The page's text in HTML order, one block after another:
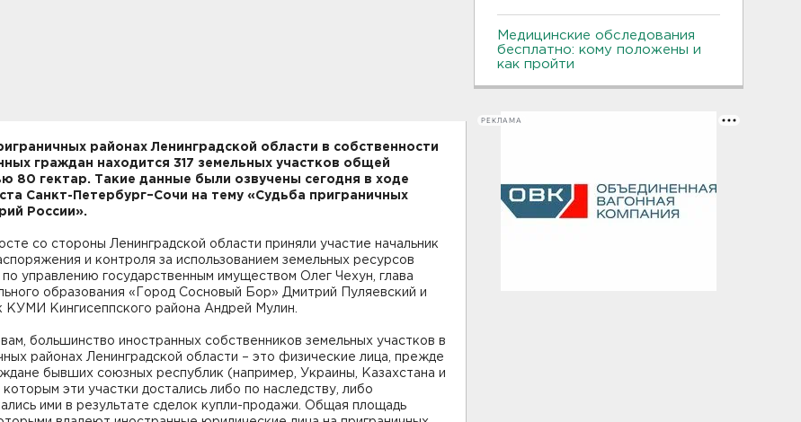
районах Ленинградской области в собственности
граждан находится 317 земельных участков общей
80 гектар. Такие данные были озвучены сегодня в ходе
Санкт-Петербург–Сочи на тему «Судьба приграничных
России».
со стороны Ленинградской области приняли участие начальник
и контроля за использованием земельных ресурсов
управлению государственным имуществом Олег Чехун, глава
образования «Город Сосновый Бор» Дмитрий Пуляевский и
КУМИ Кингисеппского района Андрей Мулин.
большинство иностранных собственников земельных участков в
районах Ленинградской области – это физические лица, прежде
бывших союзных республик (например, Украины, Казахстана и
эти участки достались либо по наследству, либо
ими в результате сделок купли-продажи. Общая площадь
Медицинские обследования
бесплатно: кому положены и
как пройти
РЕКЛАМА